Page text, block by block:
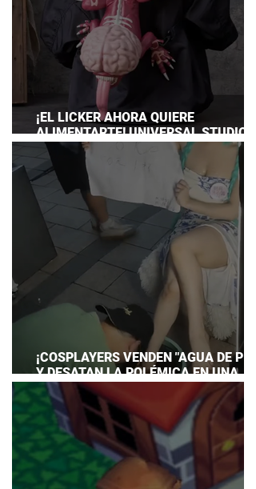
¡EL LICKER AHORA QUIERE
ALIMENTARTE! UNIVERSAL STUDIOS
JAPAN PRESENTA SU TERRORÍFICA
COLECCIÓN DE RESIDENT EVIL
¡COSPLAYERS VENDEN "AGUA DE
Y DESATAN LA POLÉMICA EN UNA
CONVENCIÓN DE ANIME!